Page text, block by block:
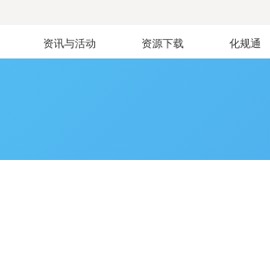
资讯与活动 资源下载 化规通